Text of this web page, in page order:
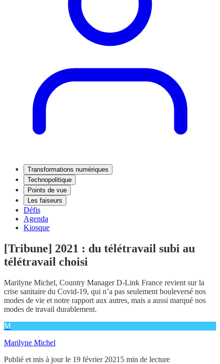
Transformations numériques
Technopolitique
Points de vue
Les faiseurs
Défis
Agenda
Kiosque
[Tribune] 2021 : du télétravail subi au
télétravail choisi
Marilyne Michel, Country Manager D-Link France revient sur la
crise sanitaire du Covid-19, qui n’a pas seulement bouleversé nos
modes de vie et notre rapport aux autres, mais a aussi marqué nos
modes de travail durablement.
M
Marilyne Michel
Publié et mis à jour le 19 février 2021 5 min de lecture